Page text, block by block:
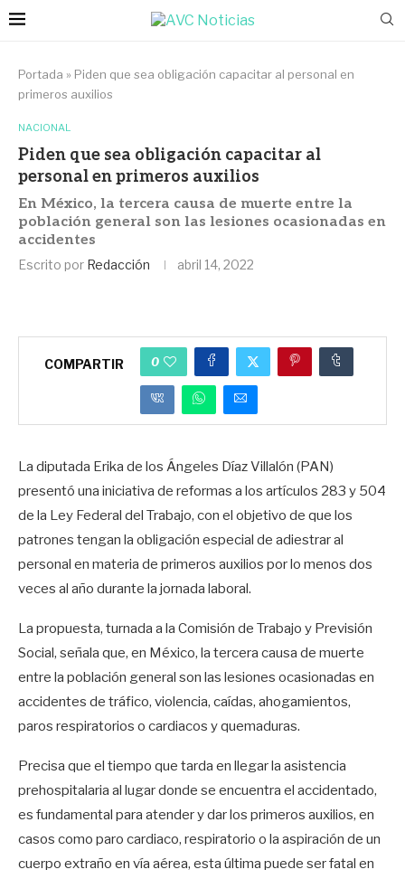
Portada » Piden que sea obligación capacitar al personal en
primeros auxilios
NACIONAL
Piden que sea obligación capacitar al
personal en primeros auxilios
En México, la tercera causa de muerte entre la
población general son las lesiones ocasionadas en
accidentes
Escrito por Redacción abril 14, 2022
COMPARTIR 0
La diputada Erika de los Ángeles Díaz Villalón (PAN)
presentó una iniciativa de reformas a los artículos 283 y 504
de la Ley Federal del Trabajo, con el objetivo de que los
patrones tengan la obligación especial de adiestrar al
personal en materia de primeros auxilios por lo menos dos
veces al año durante la jornada laboral.
La propuesta, turnada a la Comisión de Trabajo y Previsión
Social, señala que, en México, la tercera causa de muerte
entre la población general son las lesiones ocasionadas en
accidentes de tráfico, violencia, caídas, ahogamientos,
paros respiratorios o cardiacos y quemaduras.
Precisa que el tiempo que tarda en llegar la asistencia
prehospitalaria al lugar donde se encuentra el accidentado,
es fundamental para atender y dar los primeros auxilios, en
casos como paro cardiaco, respiratorio o la aspiración de un
cuerpo extraño en vía aérea, esta última puede ser fatal en